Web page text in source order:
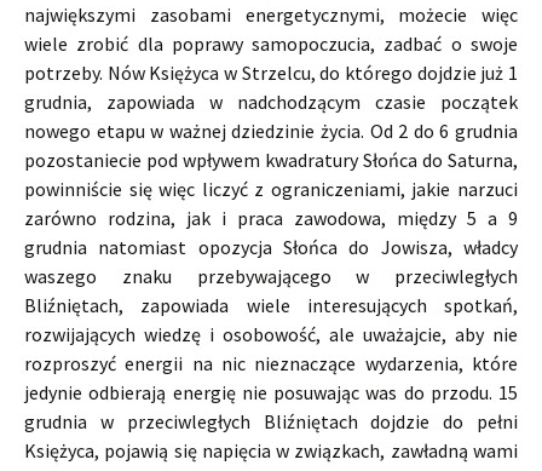
największymi zasobami energetycznymi, możecie więc
wiele zrobić dla poprawy samopoczucia, zadbać o swoje
potrzeby. Nów Księżyca w Strzelcu, do którego dojdzie już 1
grudnia, zapowiada w nadchodzącym czasie początek
nowego etapu w ważnej dziedzinie życia. Od 2 do 6 grudnia
pozostaniecie pod wpływem kwadratury Słońca do Saturna,
powinniście się więc liczyć z ograniczeniami, jakie narzuci
zarówno rodzina, jak i praca zawodowa, między 5 a 9
grudnia natomiast opozycja Słońca do Jowisza, władcy
waszego znaku przebywającego w przeciwległych
Bliźniętach, zapowiada wiele interesujących spotkań,
rozwijających wiedzę i osobowość, ale uważajcie, aby nie
rozproszyć energii na nic nieznaczące wydarzenia, które
jedynie odbierają energię nie posuwając was do przodu. 15
grudnia w przeciwległych Bliźniętach dojdzie do pełni
Księżyca, pojawią się napięcia w związkach, zawładną wami